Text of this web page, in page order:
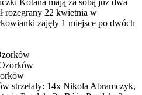
rozegrany 22 kwietnia w
zajęły 1 miejsce po dwóch
strzelały: 14x Nikola Abramczyk,